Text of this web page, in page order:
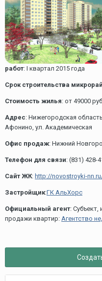
работ: I квартал 2015 года
Срок строительства
Стоимость жилья: от 49000
Адрес: Нижегородская
Афонино, ул. Академическая
Офис продаж: Нижний
Телефон для связи: (831) 428-
Сайт ЖК: http://novostroyki-
Застройщик:ГК АльХорс
Официальный агент:
продажи квартир: Агентство